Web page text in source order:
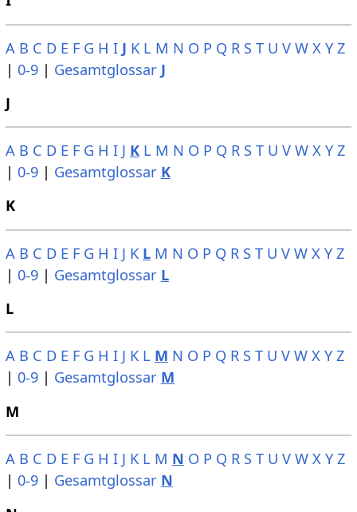
A B C D E F G H I J K L M N O P Q R S T U V W X Y Z
| 0-9| Gesamtglossar J
J
A B C D E F G H I J K L M N O P Q R S T U V W X Y Z
| 0-9| Gesamtglossar K
K
A B C D E F G H I J K L M N O P Q R S T U V W X Y Z
| 0-9| Gesamtglossar L
L
A B C D E F G H I J K L M N O P Q R S T U V W X Y Z
| 0-9| Gesamtglossar M
M
A B C D E F G H I J K L M N O P Q R S T U V W X Y Z
| 0-9| Gesamtglossar N